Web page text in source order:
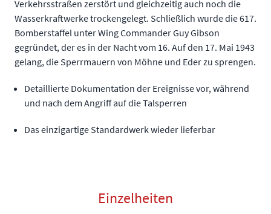
Verkehrsstraßen zerstört und gleichzeitig auch noch die
Wasserkraftwerke trockengelegt. Schließlich wurde die 617.
Bomberstaffel unter Wing Commander Guy Gibson
gegründet, der es in der Nacht vom 16. Auf den 17. Mai 1943
gelang, die Sperrmauern von Möhne und Eder zu sprengen.
Detaillierte Dokumentation der Ereignisse vor, während
und nach dem Angriff auf die Talsperren
Das einzigartige Standardwerk wieder lieferbar
Einzelheiten